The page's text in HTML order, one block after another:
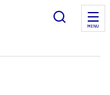
Ouvrir
MENU